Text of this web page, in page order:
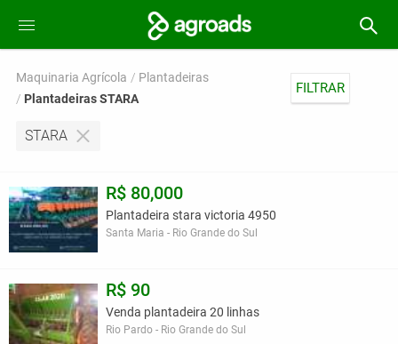
Maquinaria Agrícola
Plantadeiras
Plantadeiras STARA
FILTRAR
STARA
R$ 80,000
Plantadeira stara victoria 4950
Santa Maria - Rio Grande do Sul
R$ 90
Venda plantadeira 20 linhas
Rio Pardo - Rio Grande do Sul